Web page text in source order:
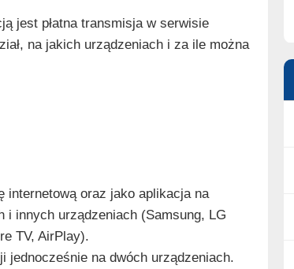
jest płatna transmisja w serwisie
na jakich urządzeniach i za ile można
internetową oraz jako aplikacja na
innych urządzeniach (Samsung, LG
TV, AirPlay).
jednocześnie na dwóch urządzeniach.